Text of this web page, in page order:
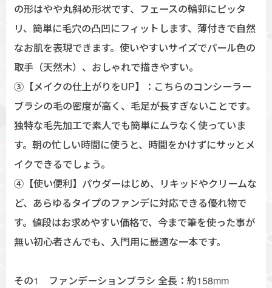
の形はやや丸斜め形状です、フェースの輪郭にピッタ
リ、簡単に毛穴の凸凹にフィットします、薄付きで自然
なお肌を表現できます。使いやすいサイズでパール色の
取手（天然木）、おしゃれで描きやすい。
③【メイクの仕上がりをUP】：こちらのコンシーラー
ブラシの毛の密度が高く、毛足が長すぎないことです。
独特な毛先加工で素人でも簡単にムラなく使っていま
す。朝の忙しい時間に使うと、時間をかけずにサッとメ
イクできるでしょう。
④【使い便利】パウダーはじめ、リキッドやクリームな
ど、あらゆるタイプのファンデに対応できる優れ物で
す。値段はお求めやすい価格で、今まで筆を使った事が
無い初心者さんでも、入門用に最適な一本です。
その1 ファンデーションブラシ 全長：約158mm